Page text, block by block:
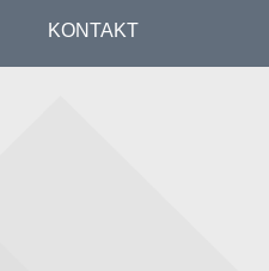
KONTAKT